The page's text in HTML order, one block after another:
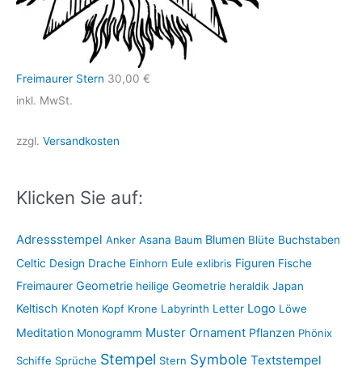
Freimaurer Stern 30,00 €
inkl. MwSt.
zzgl. Versandkosten
Klicken Sie auf:
Adressstempel Anker Asana Baum Blumen Blüte Buchstaben
Celtic Design Drache Einhorn Eule exlibris Figuren Fische
Freimaurer Geometrie heilige Geometrie heraldik Japan
Keltisch Knoten Kopf Krone Labyrinth Letter Logo Löwe
Meditation Monogramm Muster Ornament Pflanzen Phönix
Schiffe Sprüche Stempel Stern Symbole Textstempel